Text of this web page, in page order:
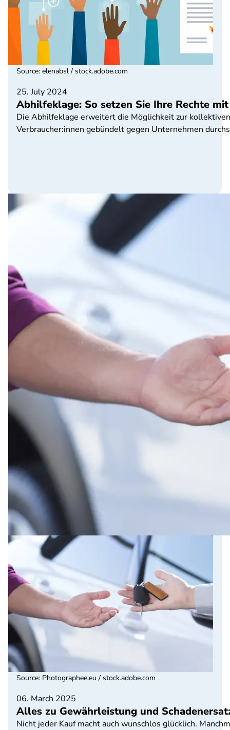
25. July 2024
Abhilfeklage: So setzen Sie Ihre Rechte
Die Abhilfeklage erweitert die Möglichkeit zur
Verbraucher:innen gebündelt gegen Unternehmen
Source: elenabsl / stock.adobe.com
06. March 2025
Alles zu Gewährleistung und
Nicht jeder Kauf macht auch wunschlos glücklich.
Source: Photographee.eu / stock.adobe.com